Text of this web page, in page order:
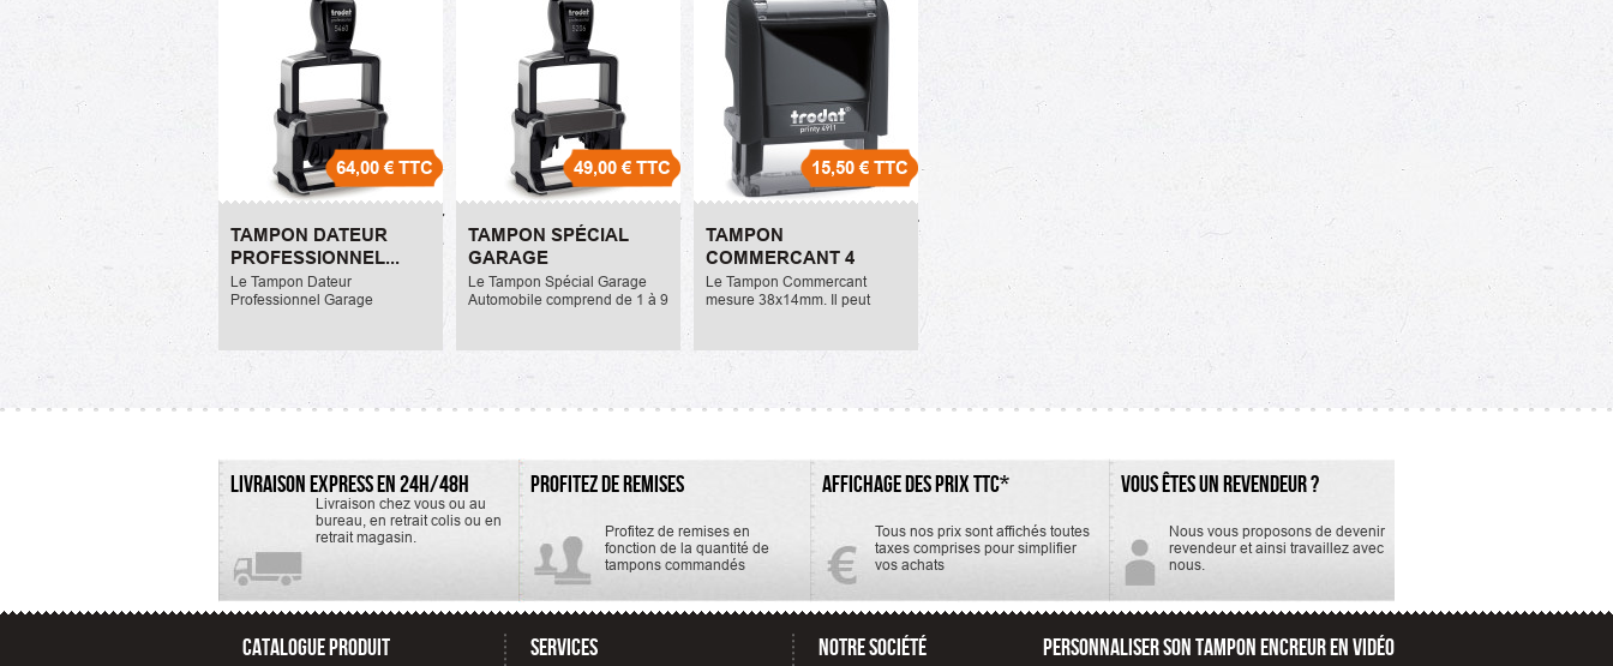
64,00 €TTC
TAMPON DATEUR
PROFESSIONNEL...
Le Tampon Dateur
Professionnel Garage
euros ttc. Il est
Tampon Dateur
Professionnel Garage
Automobile
64,00 €
49,00 €TTC
TAMPON SPÉCIAL
GARAGE
AUTOMOBILE
Le Tampon Spécial Garage
Automobile comprend de 1 à 9
métallique qui lui confère
Tampon Spécial Garage
Automobile
15,50 €TTC
TAMPON
COMMERCANT 4
LIGNES
Le Tampon Commercant
mesure 38x14mm. Il peut
d'encrage disponibles sont le
Tampon Commercant 4
Lignes
LIVRAISON EXPRESS EN 24H/48H
Livraison chez vous ou au
bureau, en retrait colis ou en
retrait magasin.
PROFITEZ DE REMISES
Profitez de remises en
fonction de la quantité de
tampons commandés
AFFICHAGE DES PRIX TTC*
Tous nos prix sont affichés toutes
taxes comprises pour simplifier
vos achats
VOUS ÊTES UN REVENDEUR ?
Nous vous proposons de devenir
revendeur et ainsi travaillez avec
nous.
CATALOGUE PRODUIT SERVICES NOTRE SOCIÉTÉ PERSONNALISER SON TAMPON ENCREUR EN VIDÉO